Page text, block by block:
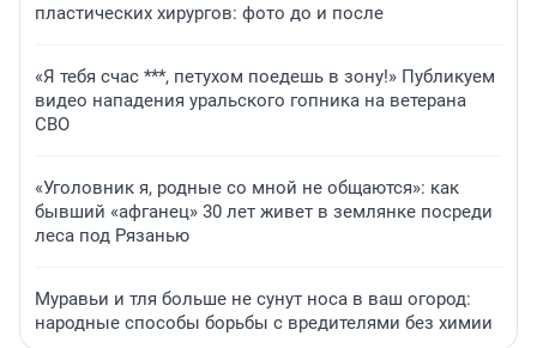
пластических хирургов: фото до и после
«Я тебя счас ***, петухом поедешь в зону!» Публикуем
видео нападения уральского гопника на ветерана
СВО
«Уголовник я, родные со мной не общаются»: как
бывший «афганец» 30 лет живет в землянке посреди
леса под Рязанью
Муравьи и тля больше не сунут носа в ваш огород:
народные способы борьбы с вредителями без химии